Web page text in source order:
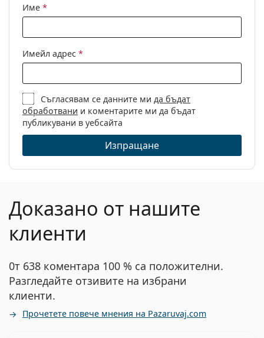
Име *
Имейл адрес *
Съгласявам се данните ми да бъдат
обработвани и коментарите ми да бъдат
публикувани в уебсайта
Изпращане
Доказано от нашите
клиенти
0т 638 коментара 100 % са положителни.
Разгледайте отзивите на избрани
клиенти.
Прочетете повече мнения на Pazaruvaj.com